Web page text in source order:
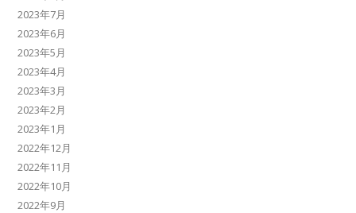
2023年7月
2023年6月
2023年5月
2023年4月
2023年3月
2023年2月
2023年1月
2022年12月
2022年11月
2022年10月
2022年9月